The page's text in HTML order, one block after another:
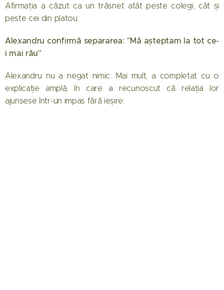
Afirmația a căzut ca un trăsnet atât peste colegi, cât și
peste cei din platou.
Alexandru confirmă separarea: "Mă așteptam la tot ce-
i mai rău"
Alexandru nu a negat nimic. Mai mult, a completat cu o
explicație amplă, în care a recunoscut că relația lor
ajunsese într-un impas fără ieșire: